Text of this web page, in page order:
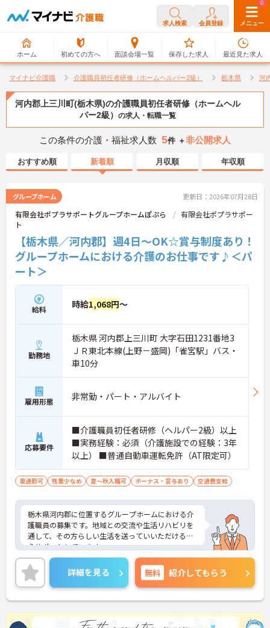
求人検索 会員登録 メニュー
ホーム 初めての方へ 面談会場一覧
0
保存した求人
0
最近見た求人
マイナビ介護職 介護職員初任者研修（ホームヘルパー2級） 栃木県 河
河内郡上三川町(栃木県)の介護職員初任者研修（ホームヘル
パー2級） の求人・転職一覧
この条件の介護・福祉求人数 5件 ＋非公開求人
おすすめ順 新着順 月収順 年収順
グループホーム 更新日：2026年07月28日
有限会社ポプラサポートグループホームぽぷら
有限会社ポプラサポー
ト
【栃木県／河内郡】週4日～OK☆賞与制度あり！
グループホームにおける介護のお仕事です♪＜パ
ート＞
給料 時給1,068円～
勤務地
栃木県 河内郡上三川町 大字石田1231番地3
ＪＲ東北本線(上野－盛岡)「雀宮駅」バス・
車10分
雇用形態 非常勤・パート・アルバイト
応募要件
■介護職員初任者研修（ヘルパー2級）以上
■実務経験：必須（介護施設での経験：3年
以上） ■普通自動車運転免許（AT限定可）
車通勤可 残業少なめ 夏～秋入職可 ボーナス・賞与あり 交通費支給
栃木県河内郡に位置するグループホームにおける介
護職員の募集です。地域との交流や生活リハビリを
通して、その方らしい生活を送っていいただけるよ
うサポートしています。
残業は月平均1～5時間程度なので、ワークライフバ
ランスを保ちながらご勤務いただけます。これまで
の介護業務経験を活かしながらご勤務いただける職
場です。
ご興味のある方には、面接対策ポイントなど、さら
に詳細をお話しいたしますのでお気軽にご相談くだ
さい！
詳細を見る 無料 紹介してもらう